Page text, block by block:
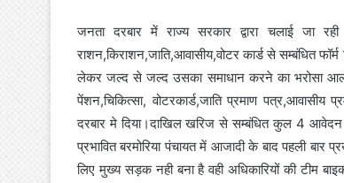
जनता दरबार में राज्य सरकार द्वारा चलाई जा
राशन,किराशन,जाति,आवासीय,वोटर कार्ड से सम्बंधित
लेकर जल्द से जल्द उसका समाधान करने का भरोसा
पेंशन,चिकित्सा, वोटरकार्ड,जाति प्रमाण पत्र,आवासीय
दरबार मे दिया।दाखिल खरिज से सम्बंधित कुल 4 आवेदन
प्रभावित बरमोरिया पंचायत में आजादी के बाद पहली
लिए मुख्य सड़क नही बना है वही अधिकारियों की टीम